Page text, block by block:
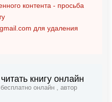
контента - просьба
для удаления
книгу онлайн
онлайн , автор